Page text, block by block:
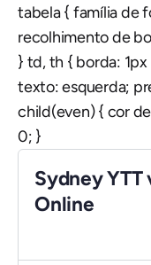
tabela { família de
recolhimento de
} td, th { borda:
texto: esquerda;
child(even) { cor
0; }
Sydney YTT
Online